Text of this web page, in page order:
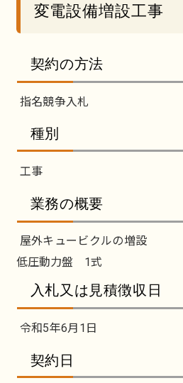
変電設備増設工事
契約の方法
指名競争入札
種別
工事
業務の概要
屋外キュービクルの増設
低圧動力盤 1式
入札又は見積徴収日
令和5年6月1日
契約日